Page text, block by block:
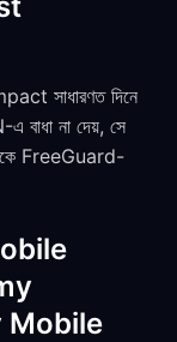
সাধারণত দিনে
না দেয়, সে
FreeGuard-
Mobile